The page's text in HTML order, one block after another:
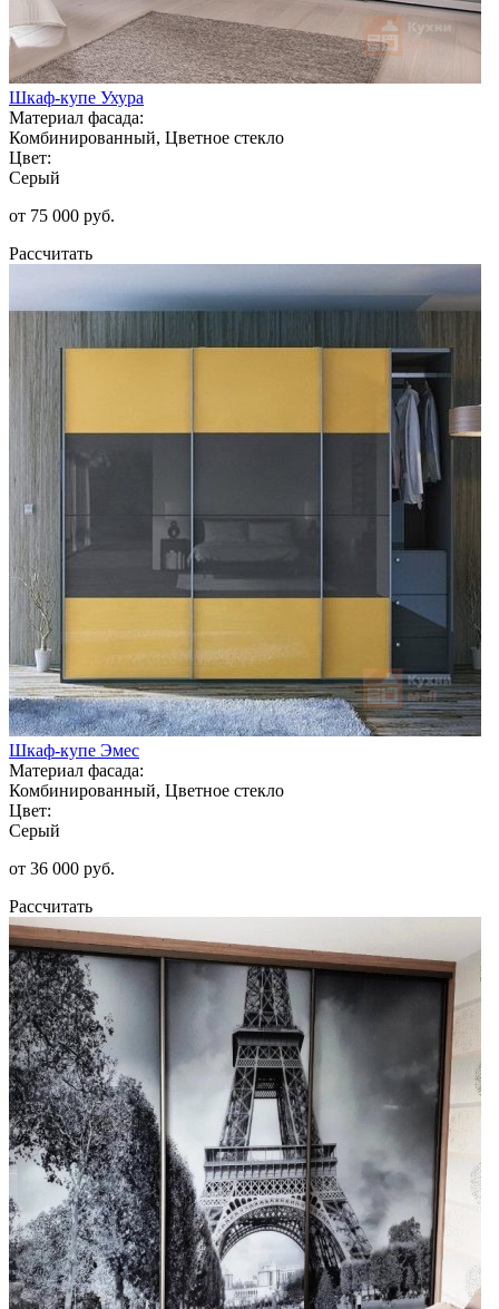
Шкаф-купе Ухура
Материал фасада:
Комбинированный, Цветное стекло
Цвет:
Серый
от 75 000 руб.
Рассчитать
Шкаф-купе Эмес
Материал фасада:
Комбинированный, Цветное стекло
Цвет:
Серый
от 36 000 руб.
Рассчитать